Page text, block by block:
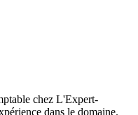
chez L'Expert-
dans le domaine.